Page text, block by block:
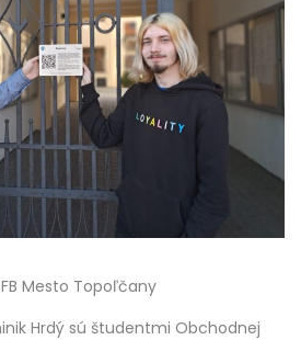
Mesto Topoľčany
Hrdý sú študentmi Obchodnej